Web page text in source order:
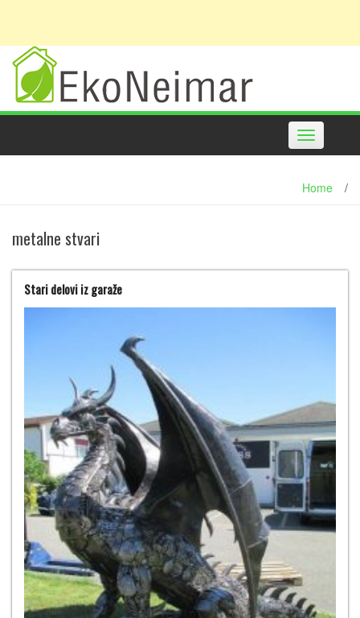
Toggle
navigation
Home /
metalne stvari
Stari delovi iz garaže